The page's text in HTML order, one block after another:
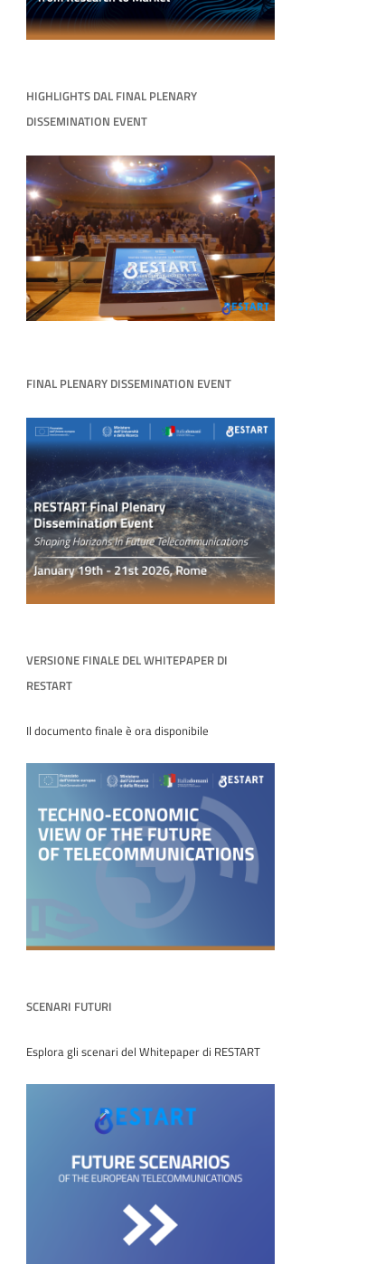
HIGHLIGHTS DAL FINAL PLENARY
DISSEMINATION EVENT
FINAL PLENARY DISSEMINATION EVENT
VERSIONE FINALE DEL WHITEPAPER DI
RESTART
Il documento finale è ora disponibile
SCENARI FUTURI
Esplora gli scenari del Whitepaper di RESTART